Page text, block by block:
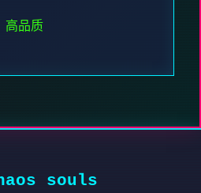
高品质
souls